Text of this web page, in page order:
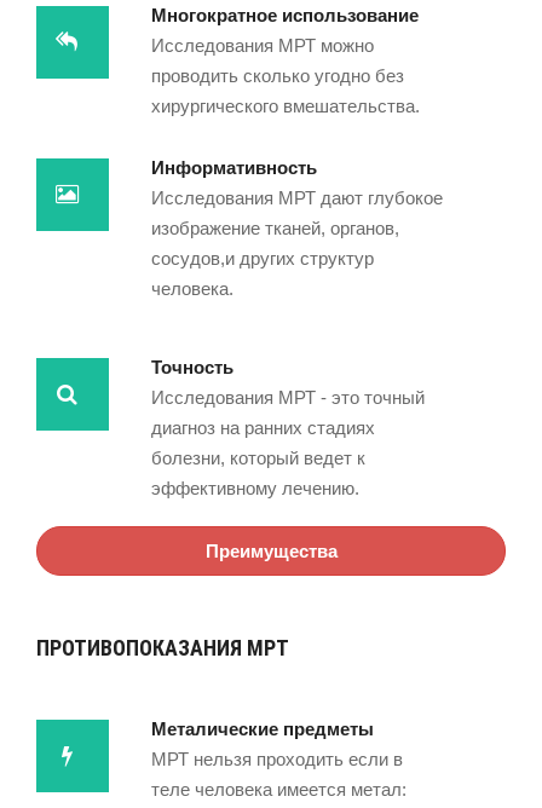
Многократное использование
Исследования МРТ можно
проводить сколько угодно без
хирургического вмешательства.
Информативность
Исследования МРТ дают глубокое
изображение тканей, органов,
сосудов,и других структур
человека.
Точность
Исследования МРТ - это точный
диагноз на ранних стадиях
болезни, который ведет к
эффективному лечению.
Преимущества
ПРОТИВОПОКАЗАНИЯ МРТ
Металические предметы
МРТ нельзя проходить если в
теле человека имеется метал: